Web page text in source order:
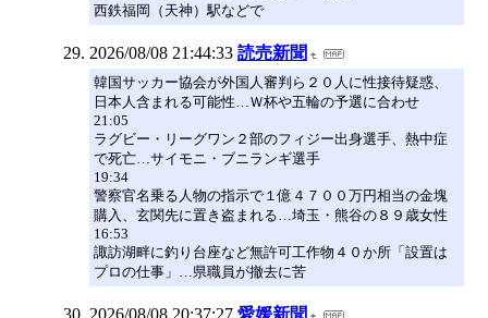
西鉄福岡（天神）駅などで
2026/08/08 21:44:33 読売新聞
韓国サッカー協会が外国人審判ら２０人に性接待疑惑、
日本人含まれる可能性…Ｗ杯や五輪の予選に合わせ
21:05
ラグビー・リーグワン２部のフィジー出身選手、熱中症
で死亡…サイモニ・ブニランギ選手
19:34
警察官名乗る人物の指示で１億４７００万円相当の金塊
購入、玄関先に置き盗まれる…埼玉・熊谷の８９歳女性
16:53
諏訪湖畔に釣り台座など無許可工作物４０か所「設置は
プロの仕事」…県職員が撤去に苦
2026/08/08 20:37:27 愛媛新聞